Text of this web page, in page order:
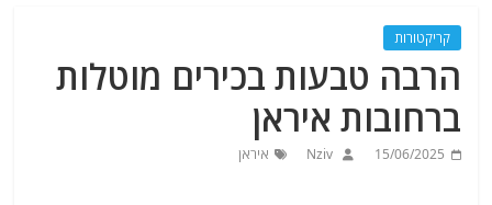
קריקטורות
הרבה טבעות בכירים מוטלות
ברחובות איראן
15/06/2025
Nziv איראן